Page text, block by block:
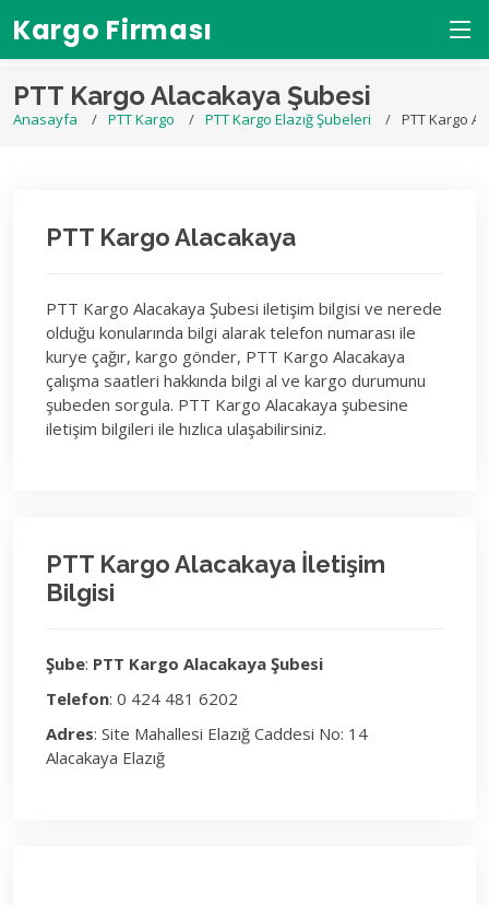
Kargo Firması
PTT Kargo Alacakaya Şubesi
Anasayfa PTT Kargo PTT Kargo Elazığ Şubeleri PTT Kargo
PTT Kargo Alacakaya
PTT Kargo Alacakaya Şubesi iletişim bilgisi ve nerede
olduğu konularında bilgi alarak telefon numarası ile
kurye çağır, kargo gönder, PTT Kargo Alacakaya
çalışma saatleri hakkında bilgi al ve kargo durumunu
şubeden sorgula. PTT Kargo Alacakaya şubesine
iletişim bilgileri ile hızlıca ulaşabilirsiniz.
PTT Kargo Alacakaya İletişim
Bilgisi
Şube: PTT Kargo Alacakaya Şubesi
Telefon: 0 424 481 6202
Adres: Site Mahallesi Elazığ Caddesi No: 14
Alacakaya Elazığ